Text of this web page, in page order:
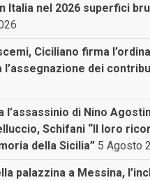
Italia nel 2026 superfici
Ciciliano firma
l’assegnazione dei
l’assassinio di Nino
Schifani “Il loro
della Sicilia” 5 Agosto
palazzina a Messina,